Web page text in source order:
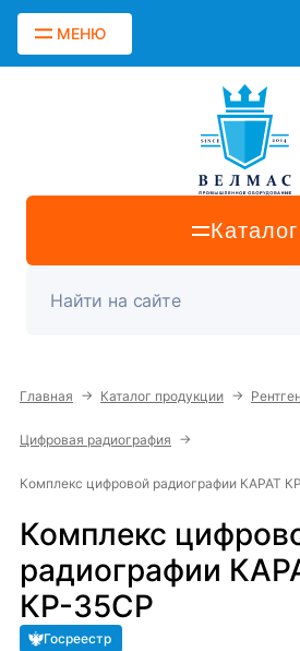
МЕНЮ
Каталог
Главная → Каталог продукции →
Цифровая радиография →
Комплекс цифровой радиографии КАРАТ
Комплекс
радиографии
КР-35СР
Госреестр